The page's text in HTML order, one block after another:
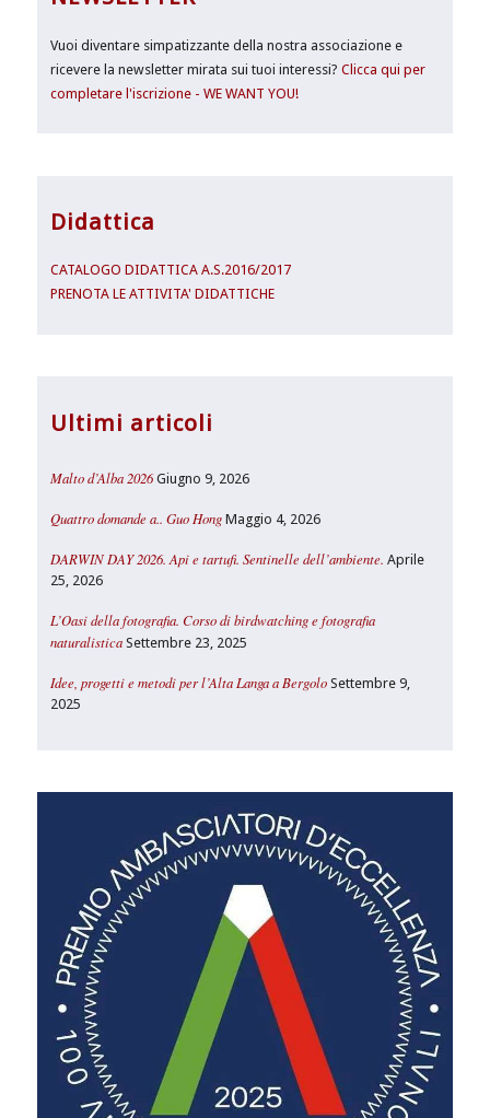
Vuoi diventare simpatizzante della nostra associazione e
ricevere la newsletter mirata sui tuoi interessi?Clicca qui per
completare l'iscrizione - WE WANT YOU!
Didattica
CATALOGO DIDATTICA A.S.2016/2017
PRENOTA LE ATTIVITA' DIDATTICHE
Ultimi articoli
Malto d’Alba 2026 Giugno 9, 2026
Quattro domande a.. Guo Hong Maggio 4, 2026
DARWIN DAY 2026. Api e tartufi. Sentinelle dell’ambiente. Aprile
25, 2026
L’Oasi della fotografia. Corso di birdwatching e fotografia
naturalistica Settembre 23, 2025
Idee, progetti e metodi per l’Alta Langa a Bergolo Settembre 9,
2025